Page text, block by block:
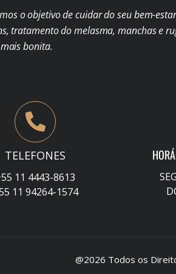
o objetivo de cuidar do seu bem-
tratamento do melasma, manchas e
bonita.
TELEFONES
11 4443-8613
11 94264-1574
@2026 Todos os